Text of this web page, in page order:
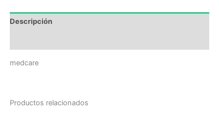
Descripción
medcare
Productos relacionados